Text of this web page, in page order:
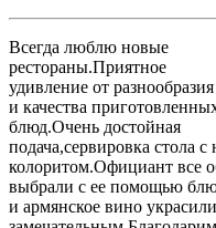
Всегда люблю новые
рестораны.Приятное
удивление от разнообразия
и качества
блюд.Очень достойная
подача,сервировка стола
колоритом.Официант все
выбрали с ее помощью
и армянское вино